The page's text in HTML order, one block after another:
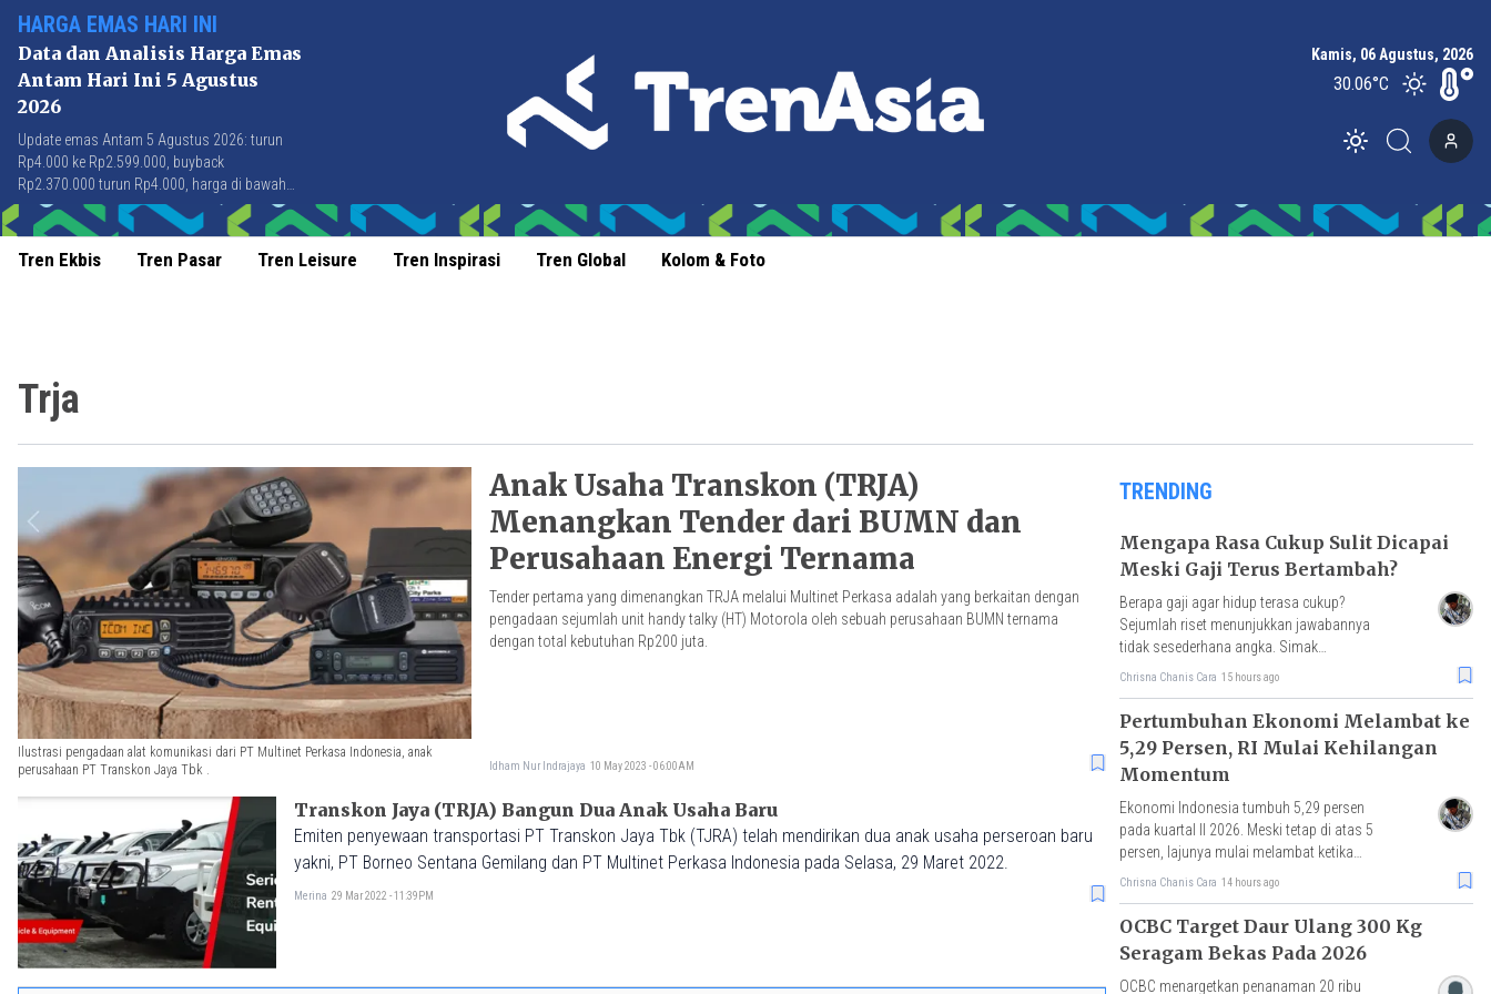
HARGA EMAS HARI INI
Data dan Analisis Harga Emas
Antam Hari Ini 5 Agustus
2026
Update emas Antam 5 Agustus 2026: turun
Rp4.000 ke Rp2.599.000, buyback
Rp2.370.000 turun Rp4.000, harga di bawah
Rp2.600.000 pertama kali sejak 21 Juli 2026.
Kamis, 06 Agustus, 2026
30.06°C
Toggle theme
Tren Ekbis Tren Pasar Tren Leisure Tren Inspirasi Tren Global Kolom & Foto
Trja
Anak Usaha Transkon (TRJA)
Menangkan Tender dari BUMN dan
Perusahaan Energi Ternama
Tender pertama yang dimenangkan TRJA melalui Multinet Perkasa adalah yang berkaitan dengan
pengadaan sejumlah unit handy talky (HT) Motorola oleh sebuah perusahaan BUMN ternama
dengan total kebutuhan Rp200 juta.
Idham Nur Indrajaya 10 May 2023 - 06:00AM
Ilustrasi pengadaan alat komunikasi dari PT Multinet Perkasa Indonesia, anak
perusahaan PT Transkon Jaya Tbk .
Transkon Jaya (TRJA) Bangun Dua Anak Usaha Baru
Emiten penyewaan transportasi PT Transkon Jaya Tbk (TJRA) telah mendirikan dua anak usaha perseroan baru
yakni, PT Borneo Sentana Gemilang dan PT Multinet Perkasa Indonesia pada Selasa, 29 Maret 2022.
Merina 29 Mar 2022 - 11:39PM
TRENDING
Mengapa Rasa Cukup Sulit Dicapai
Meski Gaji Terus Bertambah?
Berapa gaji agar hidup terasa cukup?
Sejumlah riset menunjukkan jawabannya
tidak sesederhana angka. Simak
penjelasan ekonomi, psikologi, dan
Chrisna Chanis Cara 15 hours ago
Pertumbuhan Ekonomi Melambat ke
5,29 Persen, RI Mulai Kehilangan
Momentum
Ekonomi Indonesia tumbuh 5,29 persen
pada kuartal II 2026. Meski tetap di atas 5
persen, lajunya mulai melambat ketika
Vietnam dan Malaysia justru mencatat
Chrisna Chanis Cara 14 hours ago
OCBC Target Daur Ulang 300 Kg
Seragam Bekas Pada 2026
OCBC menargetkan penanaman 20 ribu